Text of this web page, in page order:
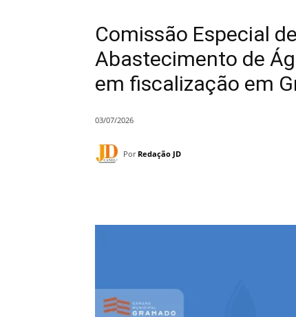
Comissão Especial
Abastecimento de
em fiscalização em
03/07/2026
Por Redação JD